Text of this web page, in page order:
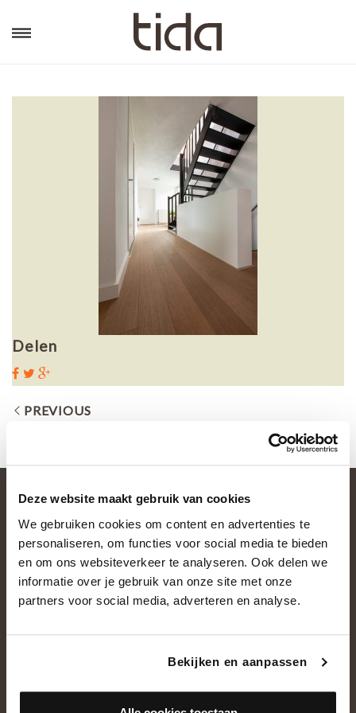
Deze website maakt gebruik van cookies
We gebruiken cookies om content en advertenties te
personaliseren, om functies voor social media te bieden
en om ons websiteverkeer te analyseren. Ook delen we
informatie over je gebruik van onze site met onze
partners voor social media, adverteren en analyse.
Bekijken en aanpassen
Delen
PREVIOUS